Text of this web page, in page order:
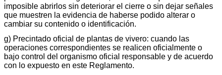
imposible abrirlos sin deteriorar el cierre o sin dejar señales
que muestren la evidencia de haberse podido alterar o
cambiar su contenido o identificación.
g) Precintado oficial de plantas de vivero: cuando las
operaciones correspondientes se realicen oficialmente o
bajo control del organismo oficial responsable y de acuerdo
con lo expuesto en este Reglamento.